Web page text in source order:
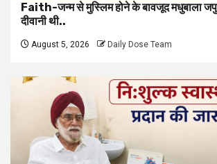
Faith-जन्म से मुस्लिम होने के बावजूद मधुबाला
दीवानी थी..
August 5, 2026 Daily Dose Team